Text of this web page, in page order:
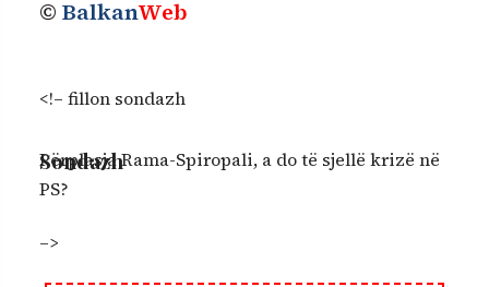
© BalkanWeb
<!– fillon sondazh
Sondazh
Përplasja Rama-Spiropali, a do të sjellë krizë në
PS?
–>